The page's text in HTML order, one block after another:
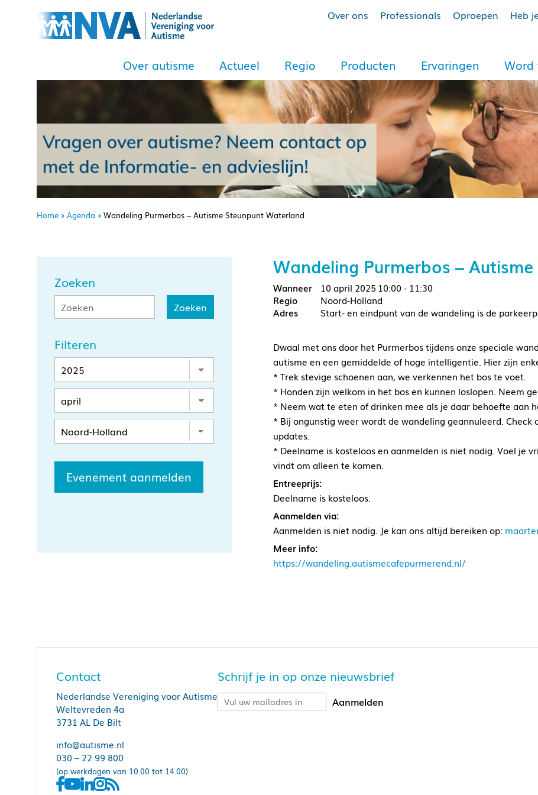
Over ons Professionals Oproepen Heb
Over autisme Actueel Regio Producten Ervaringen Word
Home Agenda Wandeling Purmerbos – Autisme Steunpunt Waterland
Zoeken
Filteren
Evenement aanmelden
Wandeling Purmerbos –
10 april 2025 10:00 - 11:30
Noord-Holland
Start- en eindpunt van de wandeling is de
Dwaal met ons door het Purmerbos tijdens onze speciale
autisme en een gemiddelde of hoge intelligentie. Hier zijn
* Trek stevige schoenen aan, we verkennen het bos te voet.
* Honden zijn welkom in het bos en kunnen loslopen. Neem
* Neem wat te eten of drinken mee als je daar behoefte aan
* Bij ongunstig weer wordt de wandeling geannuleerd.
updates.
* Deelname is kosteloos en aanmelden is niet nodig. Voel je
vindt om alleen te komen.
Entreeprijs:
Deelname is kosteloos.
Aanmelden via:
Aanmelden is niet nodig. Je kan ons altijd bereiken op:
Meer info:
https://wandeling.autismecafepurmerend.nl/
Contact
Nederlandse Vereniging voor Autisme
Weltevreden 4a
3731 AL De Bilt
info@autisme.nl
030 – 22 99 800
(op werkdagen van 10.00 tot 14.00)
Schrijf je in op onze nieuwsbrief